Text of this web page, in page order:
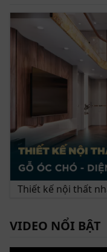
Thiết kế nội thất
VIDEO NỔI BẬT